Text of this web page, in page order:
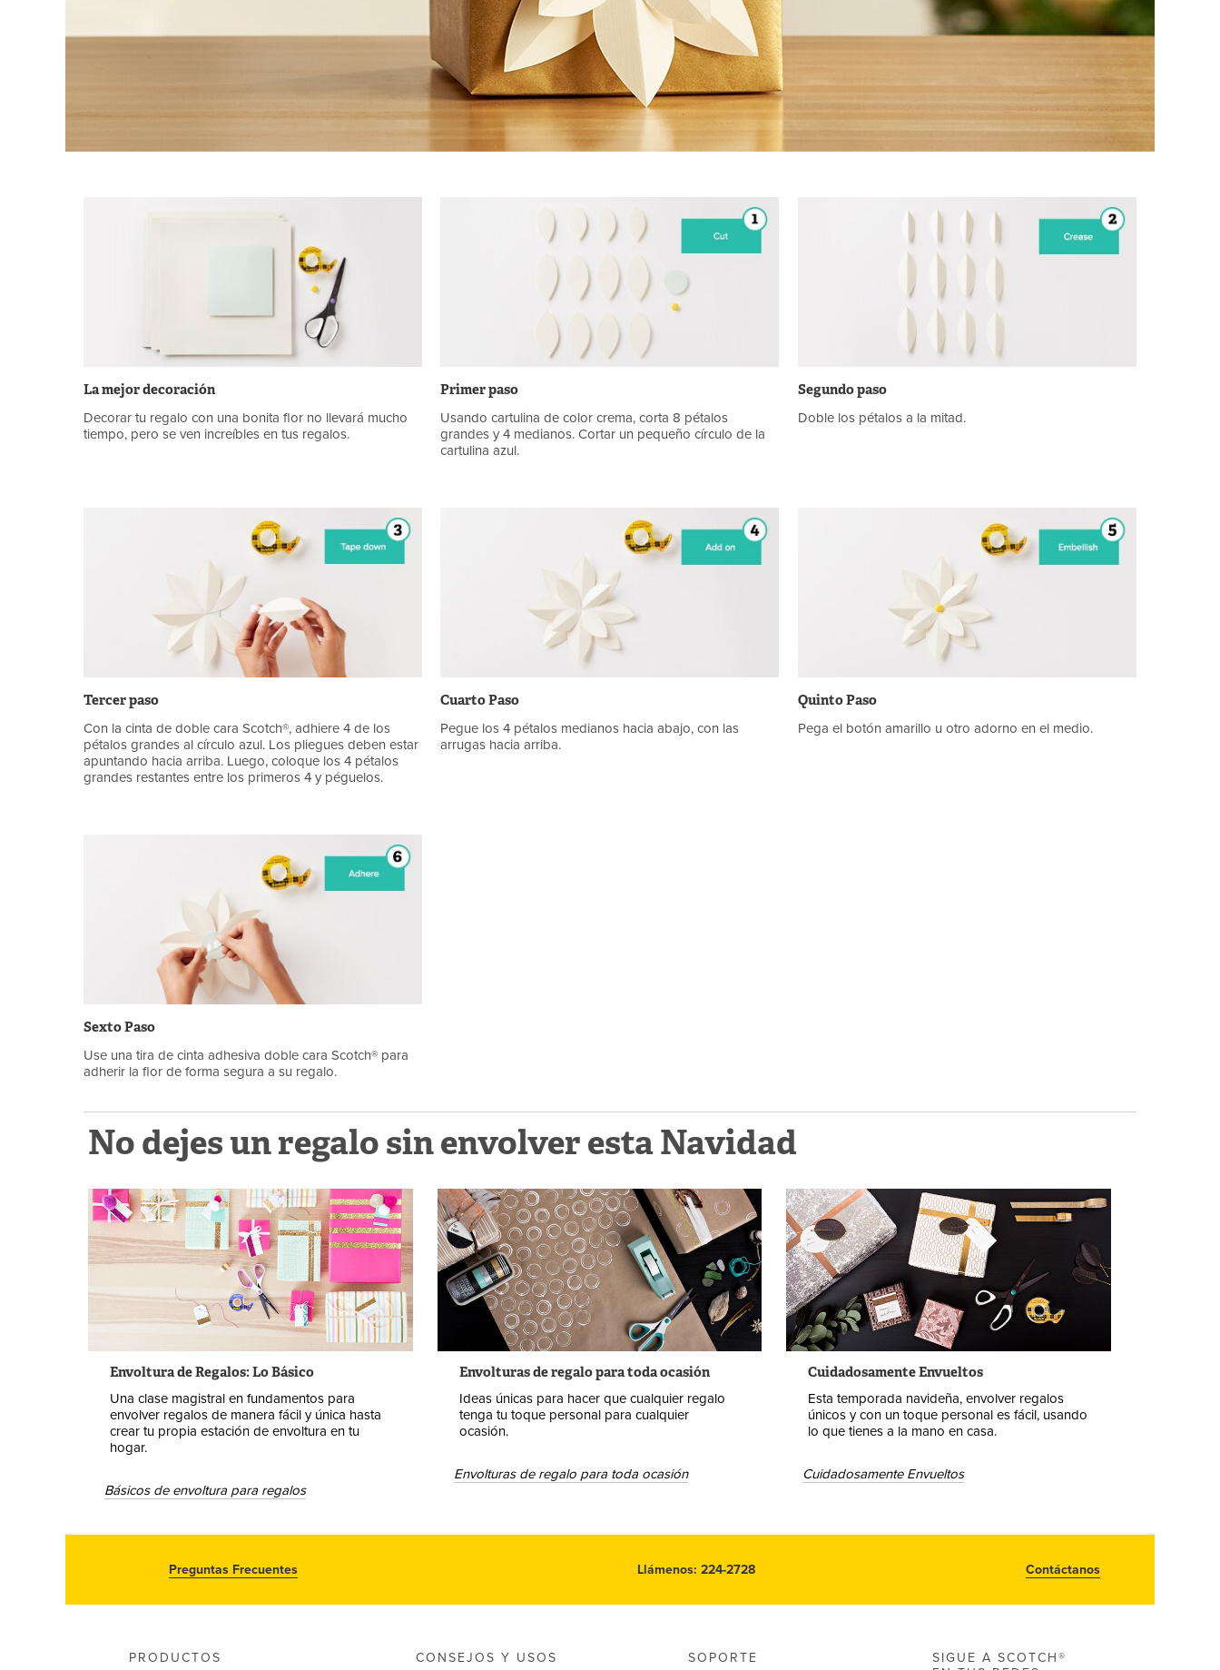
La mejor decoración
Decorar tu regalo con una bonita flor no llevará mucho
tiempo, pero se ven increíbles en tus regalos.
Primer paso
Usando cartulina de color crema, corta 8 pétalos
grandes y 4 medianos. Cortar un pequeño círculo de la
cartulina azul.
Segundo paso
Doble los pétalos a la mitad.
Tercer paso
Con la cinta de doble cara Scotch®, adhiere 4 de los
pétalos grandes al círculo azul. Los pliegues deben estar
apuntando hacia arriba. Luego, coloque los 4 pétalos
grandes restantes entre los primeros 4 y péguelos.
Cuarto Paso
Pegue los 4 pétalos medianos hacia abajo, con las
arrugas hacia arriba.
Quinto Paso
Pega el botón amarillo u otro adorno en el medio.
Sexto Paso
Use una tira de cinta adhesiva doble cara Scotch® para
adherir la flor de forma segura a su regalo.
No dejes un regalo sin envolver esta Navidad
Envoltura de Regalos: Lo Básico
Una clase magistral en fundamentos para
envolver regalos de manera fácil y única hasta
crear tu propia estación de envoltura en tu
hogar.
Básicos de envoltura para regalos
Envolturas de regalo para toda ocasión
Ideas únicas para hacer que cualquier regalo
tenga tu toque personal para cualquier
ocasión.
Envolturas de regalo para toda ocasión
Cuidadosamente Envueltos
Esta temporada navideña, envolver regalos
únicos y con un toque personal es fácil, usando
lo que tienes a la mano en casa.
Cuidadosamente Envueltos
Preguntas Frecuentes Llámenos: 224-2728 Contáctanos
PRODUCTOS CONSEJOS Y USOS SOPORTE
SIGUE A SCOTCH®